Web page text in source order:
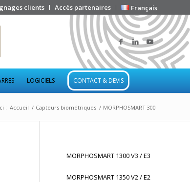
clients Accès partenaires Français
LOGICIELS CONTACT & DEVIS
: Accueil / Capteurs biométriques / MORPHOSMART 300
MORPHOSMART 1300 V3 / E3
MORPHOSMART 1350 V2 / E2